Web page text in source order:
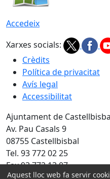
Accedeix
Xarxes socials:
Crèdits
Política de privacitat
Avís legal
Accessibilitat
Ajuntament de
Av. Pau Casals 9
08755 Castellbisbal
Tel. 93 772 02 25
Fax 93 772 13 07
Aquest lloc web fa servir